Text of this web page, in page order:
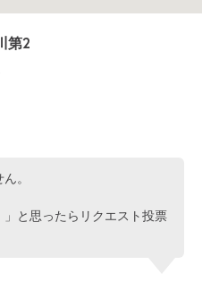
第2
。
」と思ったらリクエスト投票